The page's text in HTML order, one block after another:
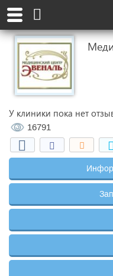
У клиники пока нет
16791